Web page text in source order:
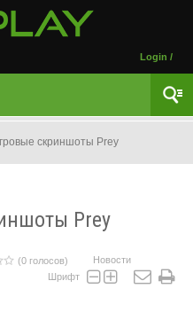
Login /
скриншоты Prey
Prey
(0 голосов)
Новости
Шрифт